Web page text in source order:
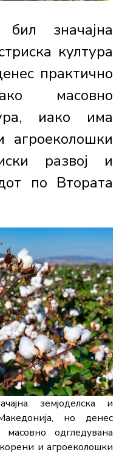
значајна
култура
практично
масовно
иако има
агроеколошки
развој и
по Втората
земјоделска и
но денес
одгледувана
и агроеколошки